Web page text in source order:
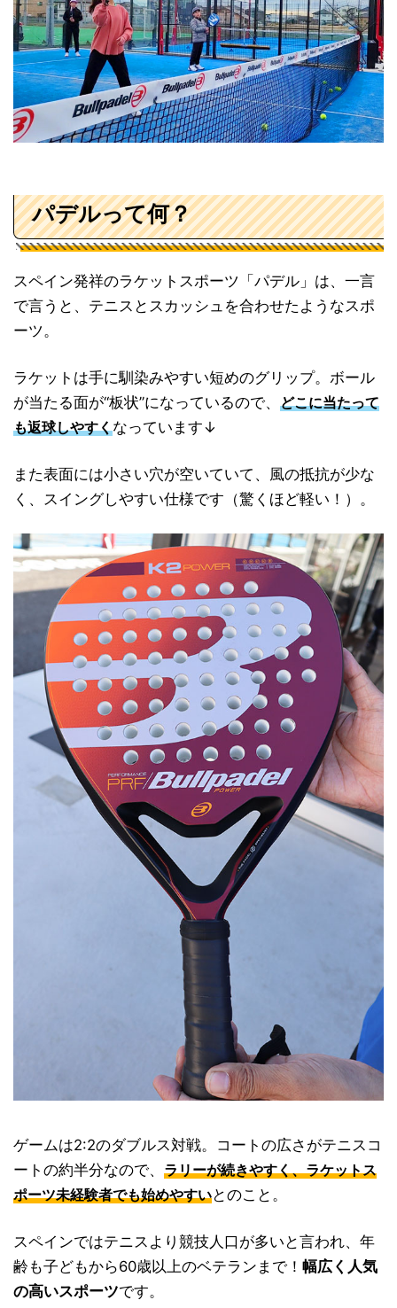
パデルって何？
スペイン発祥のラケットスポーツ「パデル」は、一言
で言うと、テニスとスカッシュを合わせたようなスポ
ーツ。
ラケットは手に馴染みやすい短めのグリップ。ボール
が当たる面が“板状”になっているので、 どこに当たって
も返球しやすくなっています↓
また表面には小さい穴が空いていて、風の抵抗が少な
く、スイングしやすい仕様です（驚くほど軽い！）。
ゲームは2:2のダブルス対戦。コートの広さがテニスコ
ートの約半分なので、 ラリーが続きやすく、ラケットス
ポーツ未経験者でも始めやすいとのこと。
スペインではテニスより競技人口が多いと言われ、年
齢も子どもから60歳以上のベテランまで！ 幅広く人気
の高いスポーツです。